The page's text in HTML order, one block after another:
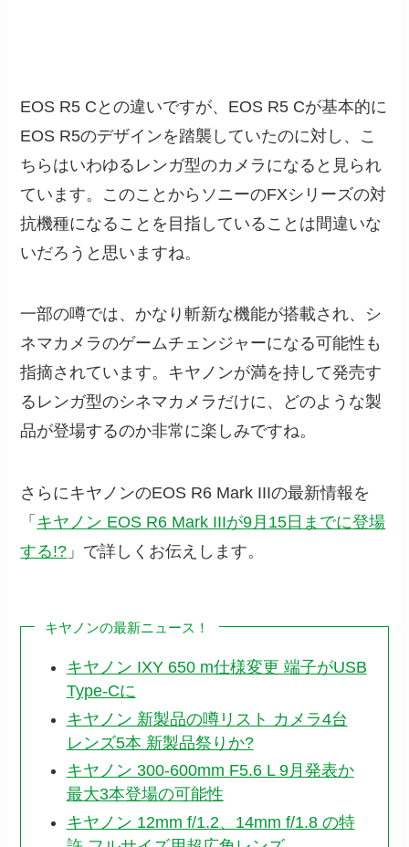
EOS R5 Cとの違いですが、EOS R5 Cが基本的に
EOS R5のデザインを踏襲していたのに対し、こ
ちらはいわゆるレンガ型のカメラになると見られ
ています。このことからソニーのFXシリーズの対
抗機種になることを目指していることは間違いな
いだろうと思いますね。
一部の噂では、かなり斬新な機能が搭載され、シ
ネマカメラのゲームチェンジャーになる可能性も
指摘されています。キヤノンが満を持して発売す
るレンガ型のシネマカメラだけに、どのような製
品が登場するのか非常に楽しみですね。
さらにキヤノンのEOS R6 Mark IIIの最新情報を
「 キヤノン EOS R6 Mark IIIが9月15日までに登場
する!? 」で詳しくお伝えします。
キヤノンの最新ニュース！
キヤノン IXY 650 m仕様変更 端子がUSB
Type-Cに
キヤノン 新製品の噂リスト カメラ4台
レンズ5本 新製品祭りか?
キヤノン 300-600mm F5.6 L 9月発表か
最大3本登場の可能性
キヤノン 12mm f/1.2、14mm f/1.8 の特